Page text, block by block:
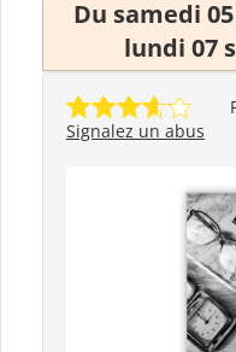
Du samedi
lundi 07
Signalez un abus